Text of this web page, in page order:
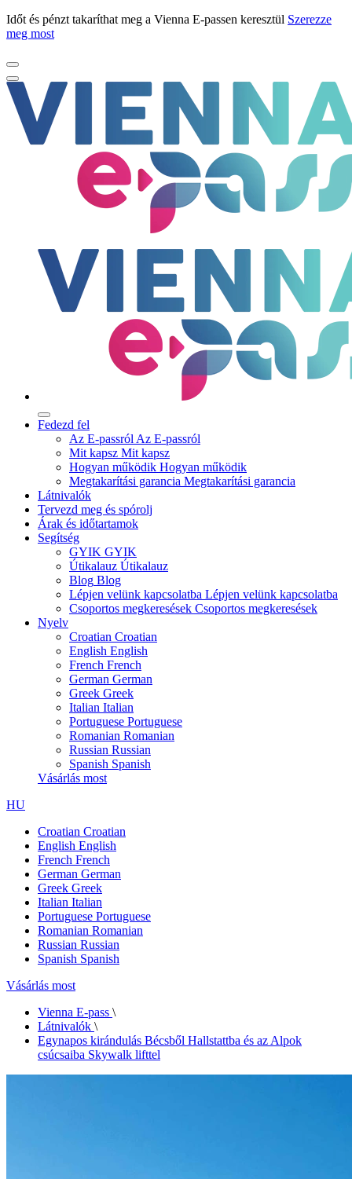
Időt és pénzt takaríthat meg a Vienna E-passen keresztül Szerezze
meg most
Fedezd fel
Az E-passról Az E-passról
Mit kapsz Mit kapsz
Hogyan működik Hogyan működik
Megtakarítási garancia Megtakarítási garancia
Látnivalók
Tervezd meg és spórolj
Árak és időtartamok
Segítség
GYIK GYIK
Útikalauz Útikalauz
Blog Blog
Lépjen velünk kapcsolatba Lépjen velünk kapcsolatba
Csoportos megkeresések Csoportos megkeresések
Nyelv
Croatian Croatian
English English
French French
German German
Greek Greek
Italian Italian
Portuguese Portuguese
Romanian Romanian
Russian Russian
Spanish Spanish
Vásárlás most
HU
Croatian Croatian
English English
French French
German German
Greek Greek
Italian Italian
Portuguese Portuguese
Romanian Romanian
Russian Russian
Spanish Spanish
Vásárlás most
Vienna E-pass \
Látnivalók \
Egynapos kirándulás Bécsből Hallstattba és az Alpok
csúcsaiba Skywalk lifttel